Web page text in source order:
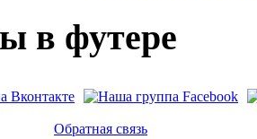
в футере
Обратная связь